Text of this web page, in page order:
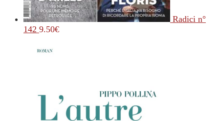
Radici n°
142 9.50€